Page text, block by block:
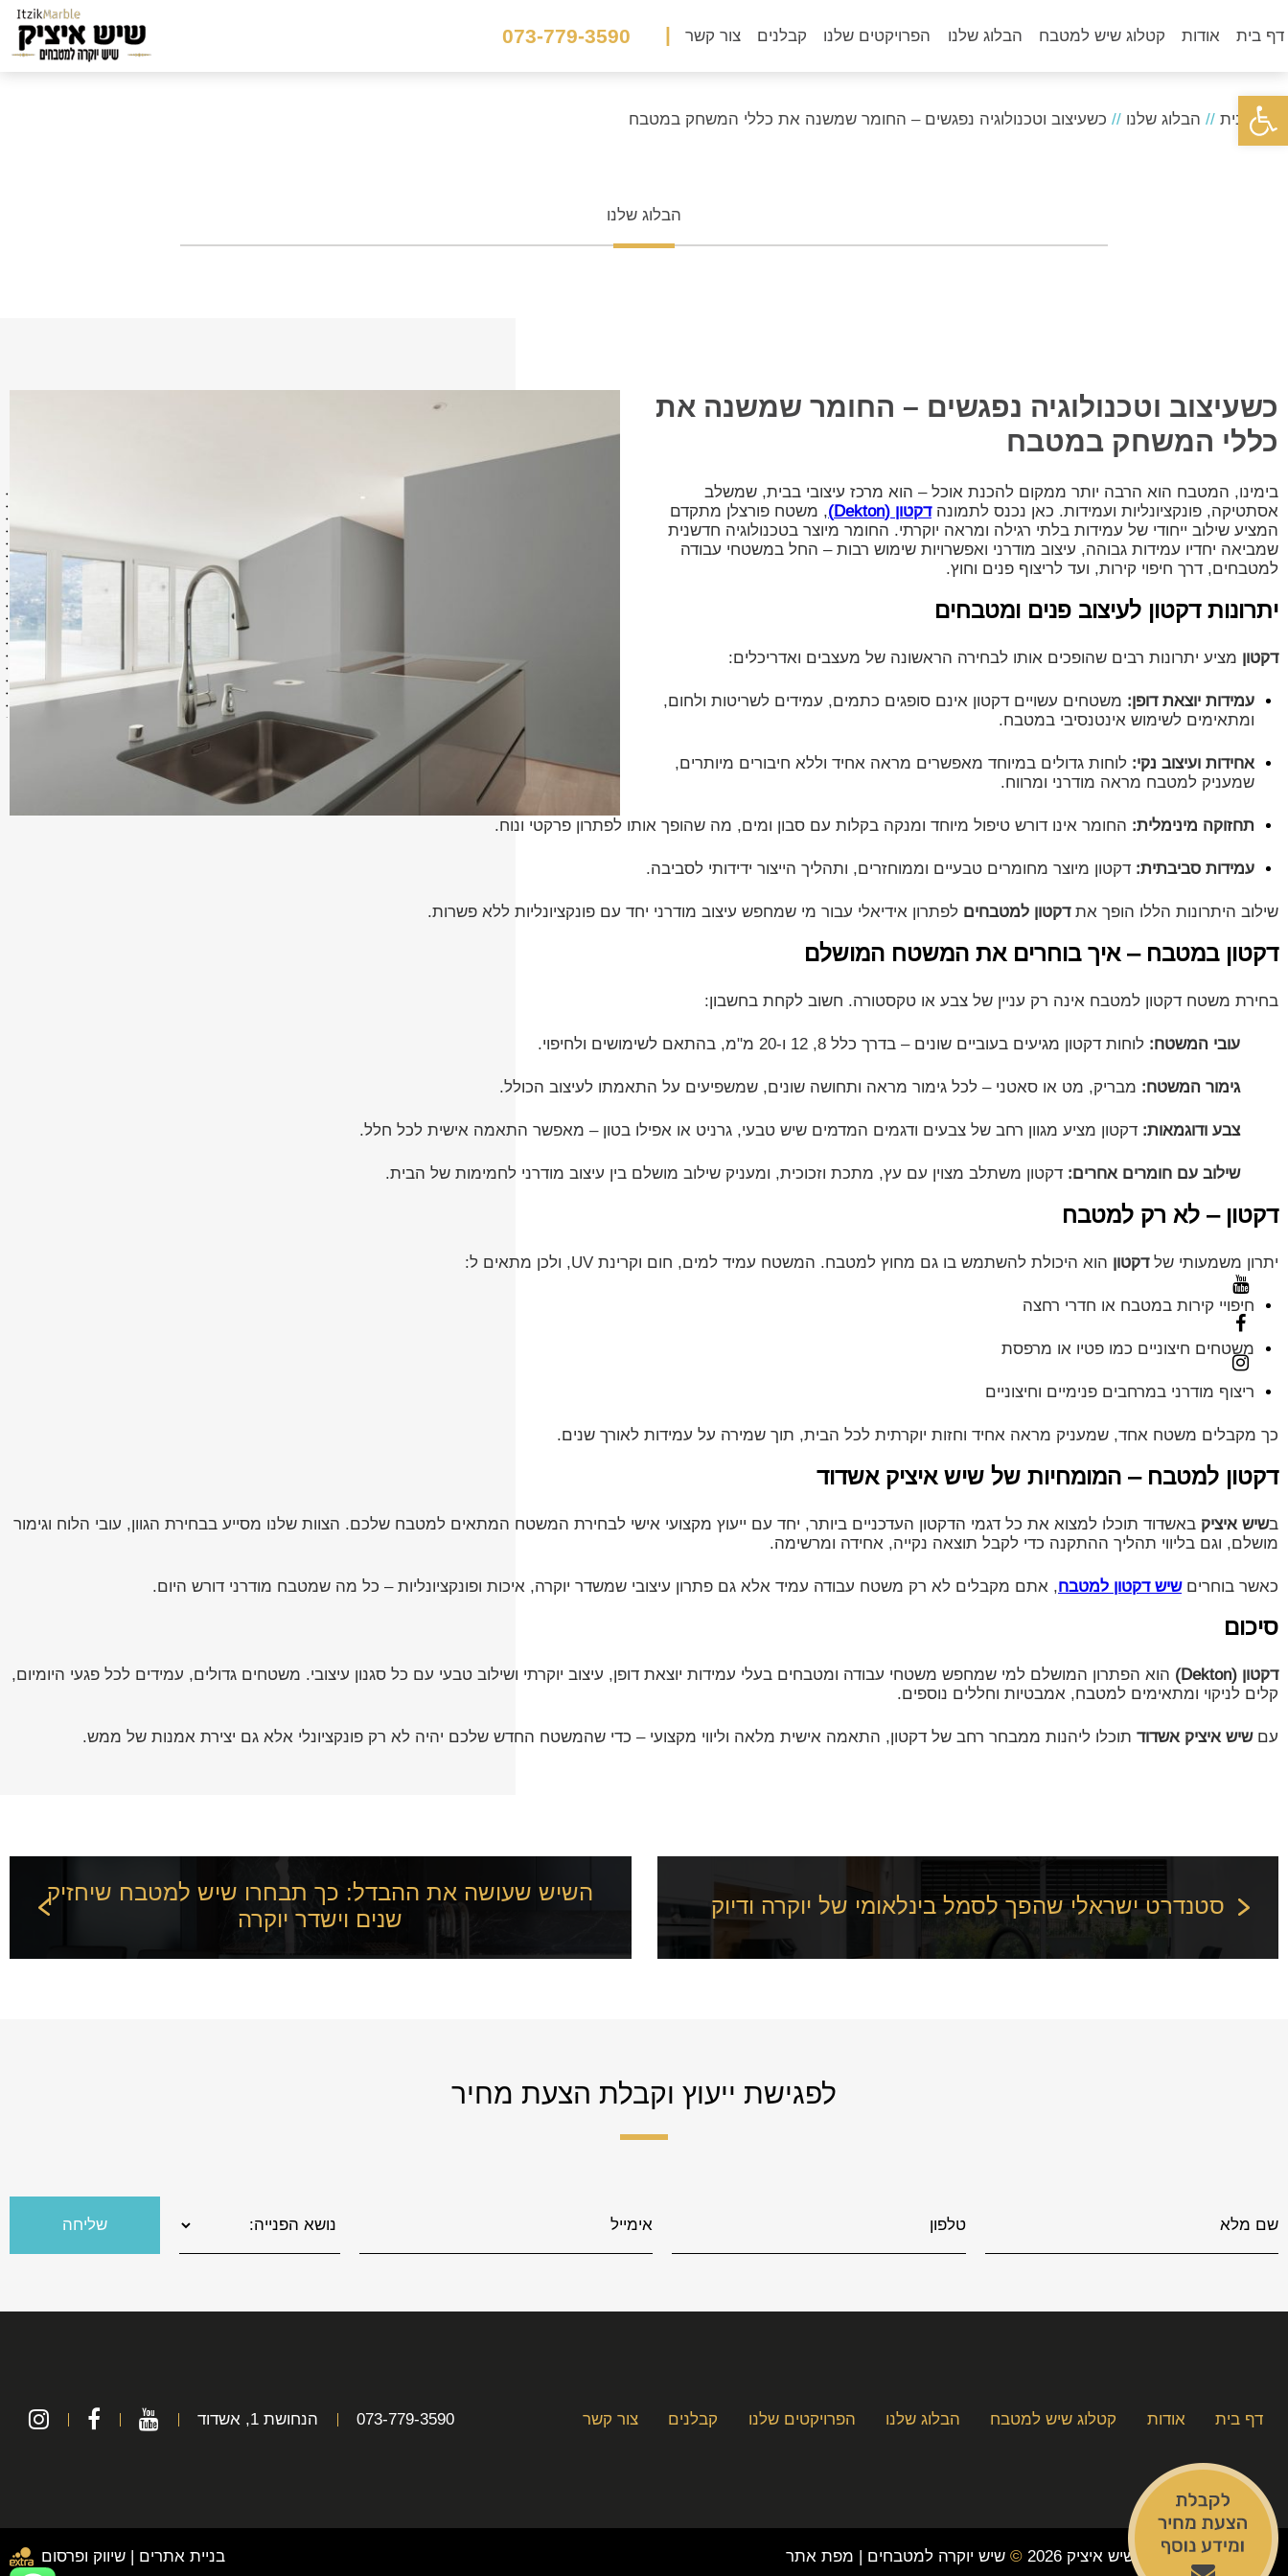
פתח סרגל נגישות
דף בית אודות קטלוג שיש למטבח הבלוג שלנו הפרויקטים שלנו קבלנים צור קשר |
073-779-3590
דף הבית // הבלוג שלנו // כשעיצוב וטכנולוגיה נפגשים – החומר שמשנה את כללי המשחק במטבח
הבלוג שלנו
כשעיצוב וטכנולוגיה נפגשים – החומר שמשנה את
כללי המשחק במטבח
בימינו, המטבח הוא הרבה יותר ממקום להכנת אוכל – הוא מרכז עיצובי בבית, שמשלב
אסתטיקה, פונקציונליות ועמידות. כאן נכנס לתמונהדקטון (Dekton)
, משטח פורצלן מתקדם
המציע שילוב ייחודי של עמידות בלתי רגילה ומראה יוקרתי. החומר מיוצר בטכנולוגיה חדשנית
שמביאה יחדיו עמידות גבוהה, עיצוב מודרני ואפשרויות שימוש רבות – החל במשטחי עבודה
למטבחים, דרך חיפוי קירות, ועד לריצוף פנים וחוץ.
יתרונות דקטון לעיצוב פנים ומטבחים
דקטון מציע יתרונות רבים שהופכים אותו לבחירה הראשונה של מעצבים ואדריכלים:
עמידות יוצאת דופן: משטחים עשויים דקטון אינם סופגים כתמים, עמידים לשריטות ולחום,
ומתאימים לשימוש אינטנסיבי במטבח.
אחידות ועיצוב נקי: לוחות גדולים במיוחד מאפשרים מראה אחיד וללא חיבורים מיותרים,
שמעניק למטבח מראה מודרני ומרווח.
תחזוקה מינימלית: החומר אינו דורש טיפול מיוחד ומנקה בקלות עם סבון ומים, מה שהופך אותו לפתרון פרקטי ונוח.
עמידות סביבתית: דקטון מיוצר מחומרים טבעיים וממוחזרים, ותהליך הייצור ידידותי לסביבה.
שילוב היתרונות הללו הופך אתדקטון למטבחים לפתרון אידיאלי עבור מי שמחפש עיצוב מודרני יחד עם פונקציונליות ללא פשרות.
דקטון במטבח – איך בוחרים את המשטח המושלם
בחירת משטח דקטון למטבח אינה רק עניין של צבע או טקסטורה. חשוב לקחת בחשבון:
עובי המשטח: לוחות דקטון מגיעים בעוביים שונים – בדרך כלל 8, 12 ו-20 מ"מ, בהתאם לשימושים ולחיפוי.
גימור המשטח: מבריק, מט או סאטני – לכל גימור מראה ותחושה שונים, שמשפיעים על התאמתו לעיצוב הכולל.
צבע ודוגמאות: דקטון מציע מגוון רחב של צבעים ודגמים המדמים שיש טבעי, גרניט או אפילו בטון – מאפשר התאמה אישית לכל חלל.
שילוב עם חומרים אחרים: דקטון משתלב מצוין עם עץ, מתכת וזכוכית, ומעניק שילוב מושלם בין עיצוב מודרני לחמימות של הבית.
דקטון – לא רק למטבח
יתרון משמעותי שלדקטון הוא היכולת להשתמש בו גם מחוץ למטבח. המשטח עמיד למים, חום וקרינת UV, ולכן מתאים ל:
חיפויי קירות במטבח או חדרי רחצה
משטחים חיצוניים כמו פטיו או מרפסת
ריצוף מודרני במרחבים פנימיים וחיצוניים
כך מקבלים משטח אחד, שמעניק מראה אחיד וחזות יוקרתית לכל הבית, תוך שמירה על עמידות לאורך שנים.
דקטון למטבח – המומחיות של שיש איציק אשדוד
בשיש איציק באשדוד תוכלו למצוא את כל דגמי הדקטון העדכניים ביותר, יחד עם ייעוץ מקצועי אישי לבחירת המשטח המתאים למטבח שלכם. הצוות שלנו מסייע בבחירת הגוון, עובי הלוח וגימור
מושלם, וגם בליווי תהליך ההתקנה כדי לקבל תוצאה נקייה, אחידה ומרשימה.
כאשר בוחריםשיש דקטון למטבח, אתם מקבלים לא רק משטח עבודה עמיד אלא גם פתרון עיצובי שמשדר יוקרה, איכות ופונקציונליות – כל מה שמטבח מודרני דורש היום.
סיכום
דקטון (Dekton)
הוא הפתרון המושלם למי שמחפש משטחי עבודה ומטבחים בעלי עמידות יוצאת דופן, עיצוב יוקרתי ושילוב טבעי עם כל סגנון עיצובי. משטחים גדולים, עמידים לכל פגעי היומיום,
קלים לניקוי ומתאימים למטבח, אמבטיות וחללים נוספים.
עםשיש איציק אשדוד תוכלו ליהנות ממבחר רחב של דקטון, התאמה אישית מלאה וליווי מקצועי – כדי שהמשטח החדש שלכם יהיה לא רק פונקציונלי אלא גם יצירת אמנות של ממש.
סטנדרט ישראלי שהפך לסמל בינלאומי של יוקרה ודיוק
השיש שעושה את ההבדל: כך תבחרו שיש למטבח שיחזיק
שנים וישדר יוקרה
לפגישת ייעוץ וקבלת הצעת מחיר
דף בית אודות קטלוג שיש למטבח הבלוג שלנו הפרויקטים שלנו קבלנים צור קשר 073-779-3590 הנחושת 1, אשדוד
כל הזכויות שמורות לשיש איציק 2026 © שיש יוקרה למטבחים | מפת אתר בניית אתרים | שיווק ופרסום